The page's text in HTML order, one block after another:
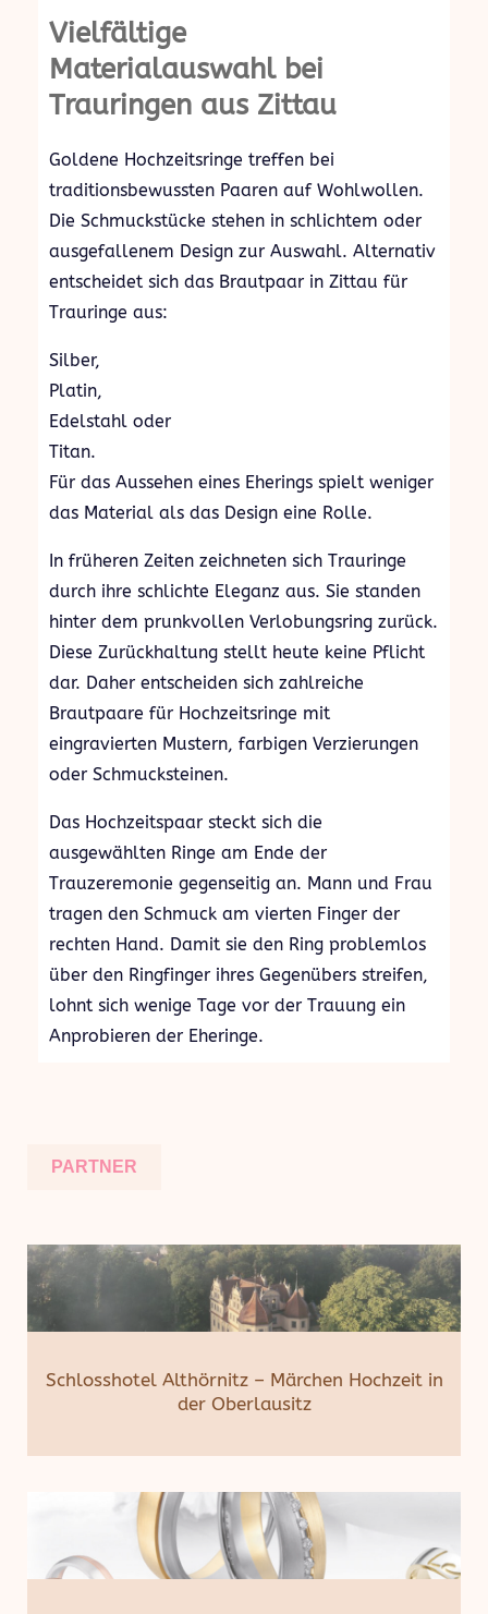
Vielfältige
Materialauswahl bei
Trauringen aus Zittau
Goldene Hochzeitsringe treffen bei
traditionsbewussten Paaren auf Wohlwollen.
Die Schmuckstücke stehen in schlichtem oder
ausgefallenem Design zur Auswahl. Alternativ
entscheidet sich das Brautpaar in Zittau für
Trauringe aus:
Silber,
Platin,
Edelstahl oder
Titan.
Für das Aussehen eines Eherings spielt weniger
das Material als das Design eine Rolle.
In früheren Zeiten zeichneten sich Trauringe
durch ihre schlichte Eleganz aus. Sie standen
hinter dem prunkvollen Verlobungsring zurück.
Diese Zurückhaltung stellt heute keine Pflicht
dar. Daher entscheiden sich zahlreiche
Brautpaare für Hochzeitsringe mit
eingravierten Mustern, farbigen Verzierungen
oder Schmucksteinen.
Das Hochzeitspaar steckt sich die
ausgewählten Ringe am Ende der
Trauzeremonie gegenseitig an. Mann und Frau
tragen den Schmuck am vierten Finger der
rechten Hand. Damit sie den Ring problemlos
über den Ringfinger ihres Gegenübers streifen,
lohnt sich wenige Tage vor der Trauung ein
Anprobieren der Eheringe.
PARTNER
Schlosshotel Althörnitz – Märchen Hochzeit in
der Oberlausitz